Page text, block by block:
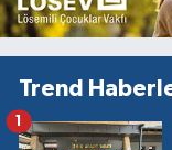
Trend
1